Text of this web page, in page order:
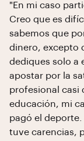
"En mi caso
Creo que es
sabemos que
dinero, excepto
dediques solo a
apostar por la
profesional casi
educación, mi
pagó el
tuve carencias,